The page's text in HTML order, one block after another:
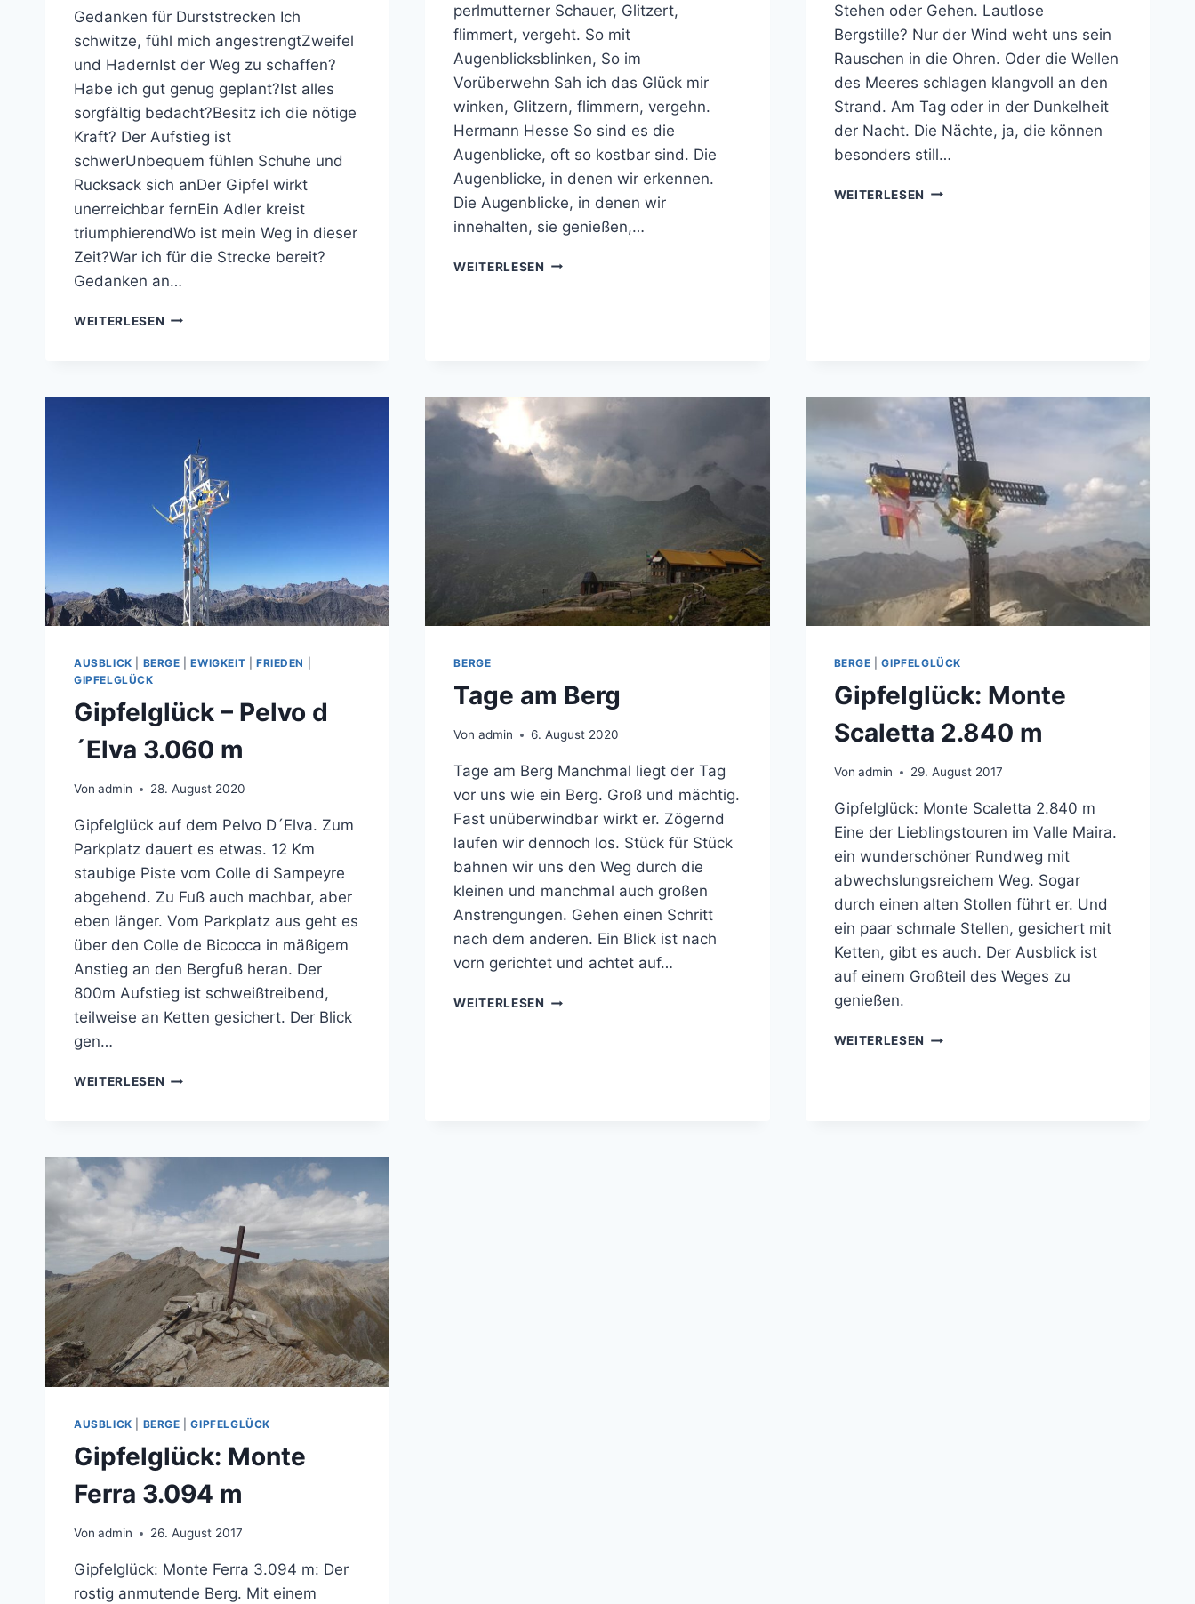
Gedanken für Durststrecken Ich
schwitze, fühl mich angestrengtZweifel
und HadernIst der Weg zu schaffen?
Habe ich gut genug geplant?Ist alles
sorgfältig bedacht?Besitz ich die nötige
Kraft? Der Aufstieg ist
schwerUnbequem fühlen Schuhe und
Rucksack sich anDer Gipfel wirkt
unerreichbar fernEin Adler kreist
triumphierendWo ist mein Weg in dieser
Zeit?War ich für die Strecke bereit?
Gedanken an…
WEITERLESEN GEDANKEN
perlmutterner Schauer, Glitzert,
flimmert, vergeht. So mit
Augenblicksblinken, So im
Vorüberwehn Sah ich das Glück mir
winken, Glitzern, flimmern, vergehn.
Hermann Hesse So sind es die
Augenblicke, oft so kostbar sind. Die
Augenblicke, in denen wir erkennen.
Die Augenblicke, in denen wir
innehalten, sie genießen,…
WEITERLESEN AUGENBLICKSBLINKEN
Stehen oder Gehen. Lautlose
Bergstille? Nur der Wind weht uns sein
Rauschen in die Ohren. Oder die Wellen
des Meeres schlagen klangvoll an den
Strand. Am Tag oder in der Dunkelheit
der Nacht. Die Nächte, ja, die können
besonders still…
WEITERLESEN STILLE
AUSBLICK BERGE |EWIGKEIT FRIEDEN
GIPFELGLÜCK
Gipfelglück – Pelvo d
´Elva 3.060 m
Von admin 28. August 2020
Gipfelglück auf dem Pelvo D´Elva. Zum
Parkplatz dauert es etwas. 12 Km
staubige Piste vom Colle di Sampeyre
abgehend. Zu Fuß auch machbar, aber
eben länger. Vom Parkplatz aus geht es
über den Colle de Bicocca in mäßigem
Anstieg an den Bergfuß heran. Der
800m Aufstieg ist schweißtreibend,
teilweise an Ketten gesichert. Der Blick
gen…
WEITERLESEN GIPFELGLÜCK
BERGE
Tage am Berg
Von admin 6. August 2020
Tage am Berg Manchmal liegt der Tag
vor uns wie ein Berg. Groß und mächtig.
Fast unüberwindbar wirkt er. Zögernd
laufen wir dennoch los. Stück für Stück
bahnen wir uns den Weg durch die
kleinen und manchmal auch großen
Anstrengungen. Gehen einen Schritt
nach dem anderen. Ein Blick ist nach
vorn gerichtet und achtet auf…
WEITERLESEN TAGE
BERGE |GIPFELGLÜCK
Gipfelglück: Monte
Scaletta 2.840 m
Von admin 29. August 2017
Gipfelglück: Monte Scaletta 2.840 m
Eine der Lieblingstouren im Valle Maira.
ein wunderschöner Rundweg mit
abwechslungsreichem Weg. Sogar
durch einen alten Stollen führt er. Und
ein paar schmale Stellen, gesichert mit
Ketten, gibt es auch. Der Ausblick ist
auf einem Großteil des Weges zu
genießen.
WEITERLESEN GIPFELGLÜCK:
AUSBLICK BERGE |GIPFELGLÜCK
Gipfelglück: Monte
Ferra 3.094 m
Von admin 26. August 2017
Gipfelglück: Monte Ferra 3.094 m: Der
rostig anmutende Berg. Mit einem